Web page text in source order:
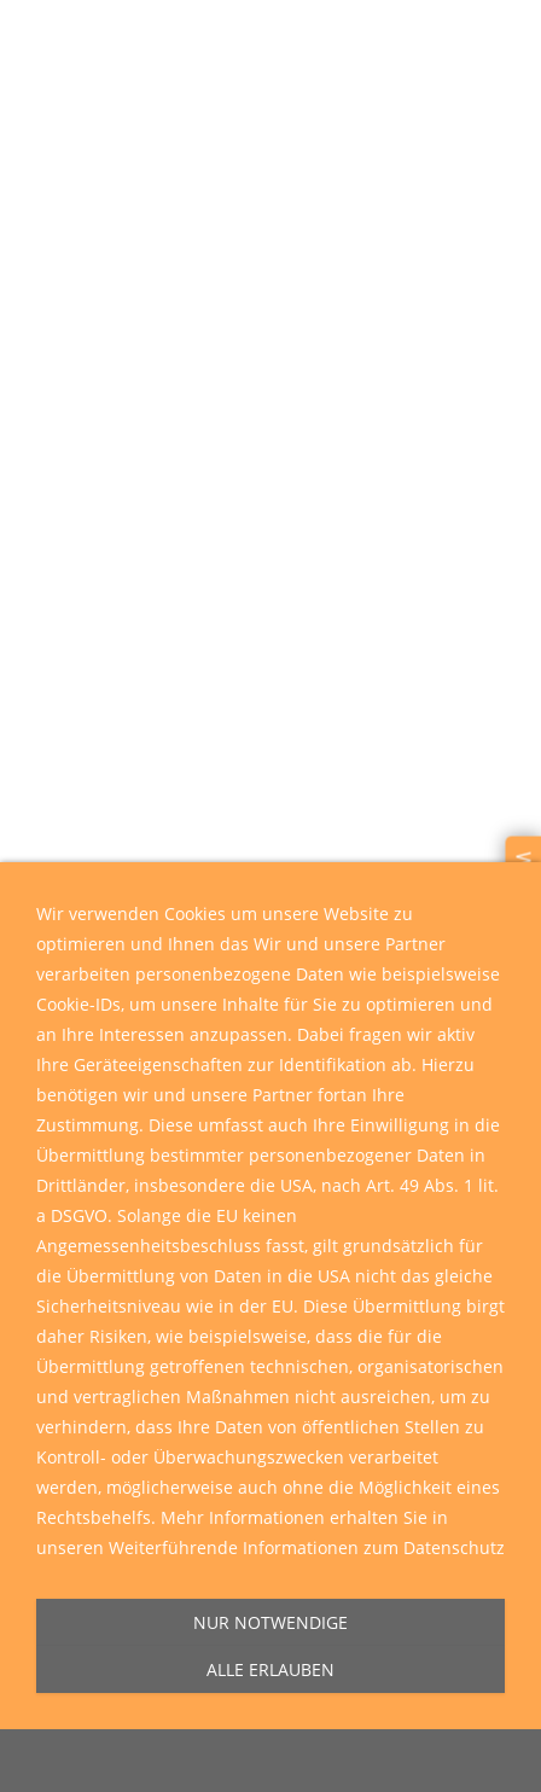
Straße 129, 57072 Siegen.
Wir verwenden Cookies um unsere Website zu
optimieren und Ihnen das Wir und unsere Partner
verarbeiten personenbezogene Daten wie beispielsweise
Cookie-IDs, um unsere Inhalte für Sie zu optimieren und
an Ihre Interessen anzupassen. Dabei fragen wir aktiv
Ihre Geräteeigenschaften zur Identifikation ab. Hierzu
benötigen wir und unsere Partner fortan Ihre
Zustimmung. Diese umfasst auch Ihre Einwilligung in die
Übermittlung bestimmter personenbezogener Daten in
Drittländer, insbesondere die USA, nach Art. 49 Abs. 1 lit.
a DSGVO. Solange die EU keinen
Angemessenheitsbeschluss fasst, gilt grundsätzlich für
die Übermittlung von Daten in die USA nicht das gleiche
Sicherheitsniveau wie in der EU. Diese Übermittlung birgt
daher Risiken, wie beispielsweise, dass die für die
Übermittlung getroffenen technischen, organisatorischen
und vertraglichen Maßnahmen nicht ausreichen, um zu
verhindern, dass Ihre Daten von öffentlichen Stellen zu
Kontroll- oder Überwachungszwecken verarbeitet
werden, möglicherweise auch ohne die Möglichkeit eines
Rechtsbehelfs. Mehr Informationen erhalten Sie in
unseren Weiterführende Informationen zum Datenschutz
NUR NOTWENDIGE
ALLE ERLAUBEN